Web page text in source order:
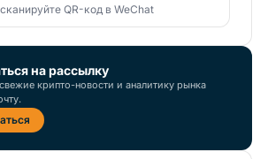
QR-код в WeChat
на рассылку
крипто-новости и аналитику рынка